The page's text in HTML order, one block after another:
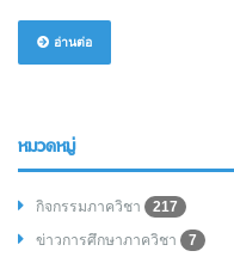
อ่านต่อ
หมวดหมู่
กิจกรรมภาควิชา
217
ข่าวการศึกษาภาควิชา
7